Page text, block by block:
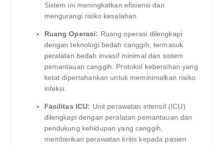
Sistem ini meningkatkan efisiensi dan
mengurangi risiko kesalahan.
Ruang Operasi: Ruang operasi dilengkapi
dengan teknologi bedah canggih, termasuk
peralatan bedah invasif minimal dan sistem
pemantauan canggih. Protokol kebersihan yang
ketat dipertahankan untuk meminimalkan risiko
infeksi.
Fasilitas ICU: Unit perawatan intensif (ICU)
dilengkapi dengan peralatan pemantauan dan
pendukung kehidupan yang canggih,
memberikan perawatan kritis kepada pasien